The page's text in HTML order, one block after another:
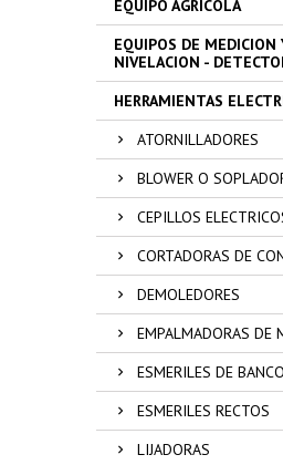
EQUIPO AGRICOLA
EQUIPOS DE MEDICION
NIVELACION -
HERRAMIENTAS
ATORNILLADORES
BLOWER O
CEPILLOS
CORTADORAS DE
DEMOLEDORES
EMPALMADORAS DE
ESMERILES DE BANCO
ESMERILES RECTOS
LIJADORAS